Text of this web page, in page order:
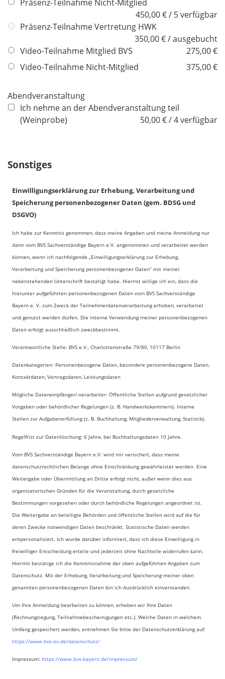
h
f
e
Präsenz-Teilnahme Nicht-Mitglied
450,00 € / 5 verfügbar
Präsenz-Teilnahme Vertretung HWK
350,00 € / ausgebucht
Video-Teilnahme Mitglied BVS
275,00 €
Video-Teilnahme Nicht-Mitglied
375,00 €
Abendveranstaltung
Ich nehme an der Abendveranstaltung teil
(Weinprobe)
50,00 € / 4 verfügbar
Sonstiges
Einwilligungserklärung zur Erhebung, Verarbeitung und
Speicherung personenbezogener Daten (gem. BDSG und
DSGVO)
Ich habe zur Kenntnis genommen, dass meine Angaben und meine Anmeldung nur
dann vom BVS Sachverständige Bayern e.V. angenommen und verarbeitet werden
können, wenn ich nachfolgende „Einwilligungserklärung zur Erhebung,
Verarbeitung und Speicherung personenbezogener Daten“ mit meiner
nebenstehenden Unterschrift bestätigt habe. Hiermit willige ich ein, dass die
hierunter aufgeführten personenbezogenen Daten vom BVS Sachverständige
Bayern e. V. zum Zweck der Teilnehmerdatenverarbeitung erhoben, verarbeitet
und genutzt werden dürfen. Die interne Verwendung meiner personenbezogenen
Daten erfolgt ausschließlich zweckbestimmt.
Verantwortliche Stelle: BVS e.V., Charlottenstraße 79/80, 10117 Berlin
Datenkategorien: Personenbezogene Daten, besondere personenbezogene Daten,
Kontaktdaten, Vertragsdaten, Leistungsdaten
Mögliche Datenempfänger/-verarbeiter: Öffentliche Stellen aufgrund gesetzlicher
Vorgaben oder behördlicher Regelungen (z. B. Handwerkskammern). Interne
Stellen zur Aufgabenerfüllung (z. B. Buchhaltung, Mitgliederverwaltung, Statistik).
Regelfrist zur Datenlöschung: 6 Jahre, bei Buchhaltungsdaten 10 Jahre.
Vom BVS Sachverständige Bayern e.V. wird mir versichert, dass meine
datenschutzrechtlichen Belange ohne Einschränkung gewährleistet werden. Eine
Weitergabe oder Übermittlung an Dritte erfolgt nicht, außer wenn dies aus
organisatorischen Gründen für die Veranstaltung, durch gesetzliche
Bestimmungen vorgesehen oder durch behördliche Regelungen angeordnet ist.
Die Weitergabe an beteiligte Behörden und öffentliche Stellen wird auf die für
deren Zwecke notwendigen Daten beschränkt. Statistische Daten werden
entpersonalisiert. Ich wurde darüber informiert, dass ich diese Einwilligung in
freiwilliger Entscheidung erteile und jederzeit ohne Nachteile widerrufen kann.
Hiermit bestätige ich die Kenntnisnahme der oben aufgeführten Angaben zum
Datenschutz. Mit der Erhebung, Verarbeitung und Speicherung meiner oben
genannten personenbezogenen Daten bin ich Ausdrücklich einverstanden.
Um Ihre Anmeldung bearbeiten zu können, erheben wir Ihre Daten
(Rechnungslegung, Teilnahmebescheinigungen etc.). Welche Daten in welchem
Umfang gespeichert werden, entnehmen Sie bitte der Datenschutzerklärung auf:
https://www.bvs-ev.de/datenschutz/
Impressum: https://www.bvs-bayern.de/impressum/